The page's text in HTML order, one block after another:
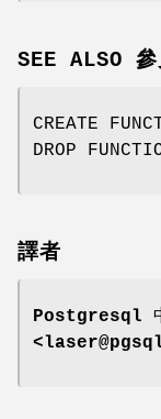
SEE ALSO 參
CREATE
DROP
譯者
Postgresql